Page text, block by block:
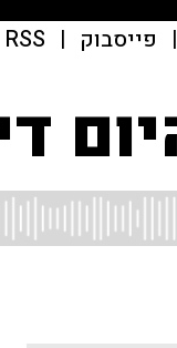
| פייסבוק |
RSS